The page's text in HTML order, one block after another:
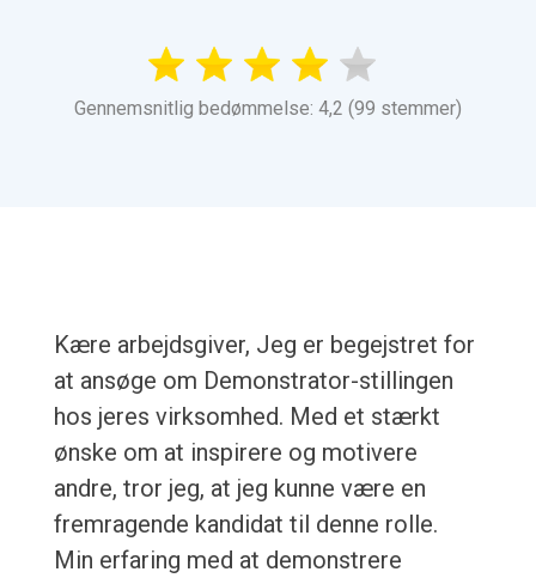
Gennemsnitlig bedømmelse: 4,2 (99 stemmer)
Kære arbejdsgiver, Jeg er begejstret for
at ansøge om Demonstrator-stillingen
hos jeres virksomhed. Med et stærkt
ønske om at inspirere og motivere
andre, tror jeg, at jeg kunne være en
fremragende kandidat til denne rolle.
Min erfaring med at demonstrere